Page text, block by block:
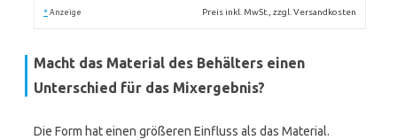
* Anzeige Preis inkl. MwSt., zzgl. Versandkosten
Macht das Material des Behälters einen
Unterschied für das Mixergebnis?
Die Form hat einen größeren Einfluss als das Material.